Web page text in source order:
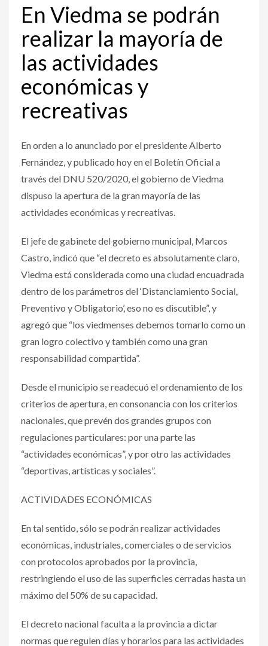
En Viedma se podrán
realizar la mayoría de
las actividades
económicas y
recreativas
En orden a lo anunciado por el presidente Alberto
Fernández, y publicado hoy en el Boletín Oficial a
través del DNU 520/2020, el gobierno de Viedma
dispuso la apertura de la gran mayoría de las
actividades económicas y recreativas.
El jefe de gabinete del gobierno municipal, Marcos
Castro, indicó que “el decreto es absolutamente claro,
Viedma está considerada como una ciudad encuadrada
dentro de los parámetros del ‘Distanciamiento Social,
Preventivo y Obligatorio’, eso no es discutible”, y
agregó que “los viedmenses debemos tomarlo como un
gran logro colectivo y también como una gran
responsabilidad compartida”.
Desde el municipio se readecuó el ordenamiento de los
criterios de apertura, en consonancia con los criterios
nacionales, que prevén dos grandes grupos con
regulaciones particulares: por una parte las
“actividades económicas”, y por otro las actividades
“deportivas, artísticas y sociales”.
ACTIVIDADES ECONÓMICAS
En tal sentido, sólo se podrán realizar actividades
económicas, industriales, comerciales o de servicios
con protocolos aprobados por la provincia,
restringiendo el uso de las superficies cerradas hasta un
máximo del 50% de su capacidad.
El decreto nacional faculta a la provincia a dictar
normas que regulen días y horarios para las actividades